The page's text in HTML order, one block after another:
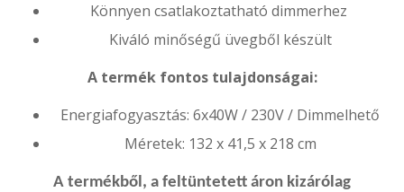
Könnyen csatlakoztatható dimmerhez
Kiváló minőségű üvegből készült
A termék fontos tulajdonságai:
Energiafogyasztás: 6x40W / 230V / Dimmelhető
Méretek: 132 x 41,5 x 218 cm
A termékből, a feltüntetett áron kizárólag